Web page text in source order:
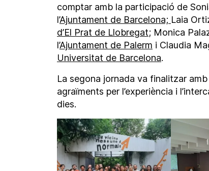
comptar amb la participació de
l’Ajuntament de Barcelona; Laia
d’El Prat de Llobregat; Monica
l’Ajuntament de Palerm i Claudia
Universitat de Barcelona.
La segona jornada va finalitzar
agraïments per l’experiència i
dies.